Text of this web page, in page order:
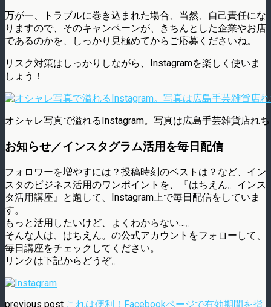
万が一、トラブルに巻き込まれた場合、当然、自己責任にな
りますので、そのキャンペーンが、きちんとした企業やお店
であるのかを、しっかり見極めてからご応募くださいね。
リスク対策はしっかりしながら、Instagramを楽しく使いま
しょう！
オシャレ写真で溢れるInstagram。写真は広島手芸雑貨店れ
お知らせ／インスタグラム活用を毎日配信
フォロワーを増やすには？投稿時刻のベストは？など、イン
スタのビジネス活用のワンポイントを、『はちえん。インス
タ活用講座』と題して、Instagram上で毎日配信をしていま
す。
もっと活用したいけど、よくわからない…。
そんな人は、はちえん。の公式アカウントをフォローして、
毎日講座をチェックしてください。
リンクは下記からどうぞ。
previous post これは便利！Facebookページで有効期間を指